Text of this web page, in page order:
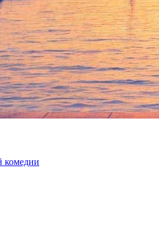
«Граф
Франца Легара
Игоря Коняева
комедии